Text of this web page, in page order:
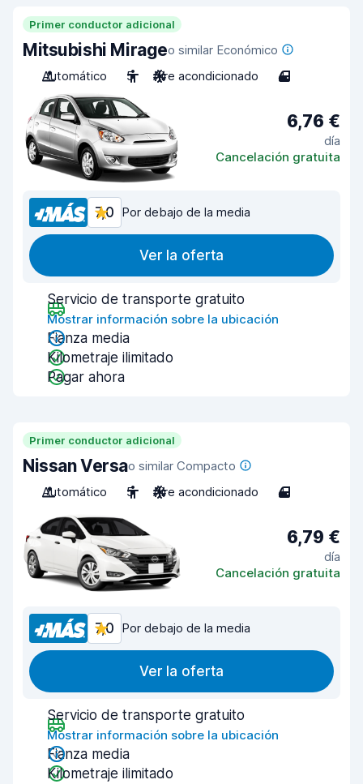
Primer conductor adicional
Mitsubishi Mirageo similar Económico
Automático
5 Aire acondicionado 4
6,76 €
día
Cancelación gratuita
7,0 Por debajo de la media
Ver la oferta
Servicio de transporte gratuito
Mostrar información sobre la ubicación
Fianza media
Kilometraje ilimitado
Pagar ahora
Primer conductor adicional
Nissan Versao similar Compacto
Automático
5 Aire acondicionado 4
6,79 €
día
Cancelación gratuita
7,0 Por debajo de la media
Ver la oferta
Servicio de transporte gratuito
Mostrar información sobre la ubicación
Fianza media
Kilometraje ilimitado